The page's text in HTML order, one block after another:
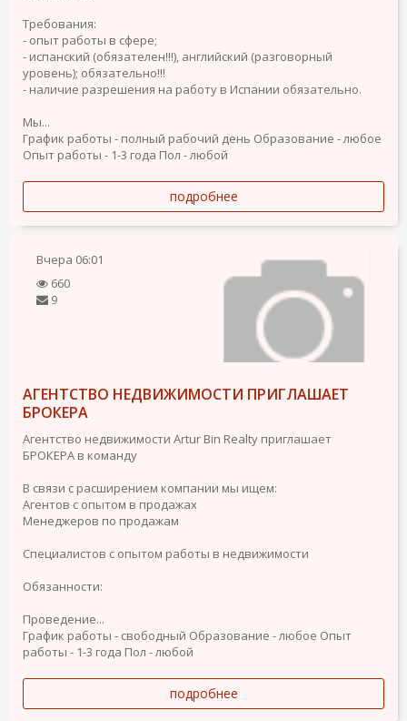
Требования:
- опыт работы в сфере;
- испанский (обязателен!!!), английский (разговорный
уровень); обязательно!!!
- наличие разрешения на работу в Испании обязательно.
Мы...
График работы - полный рабочий день Образование - любое
Опыт работы - 1-3 года Пол - любой
подробнее
Вчера 06:01
660
9
АГЕНТСТВО НЕДВИЖИМОСТИ ПРИГЛАШАЕТ
БРОКЕРА
Агентство недвижимости Artur Bin Realty приглашает
БРОКЕРА в команду
В связи с расширением компании мы ищем:
Агентов с опытом в продажах
Менеджеров по продажам
Специалистов с опытом работы в недвижимости
Обязанности:
Проведение...
График работы - свободный Образование - любое Опыт
работы - 1-3 года Пол - любой
подробнее